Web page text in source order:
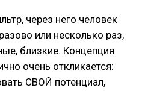
через него человек
или несколько раз,
близкие. Концепция
очень откликается:
СВОЙ потенциал,